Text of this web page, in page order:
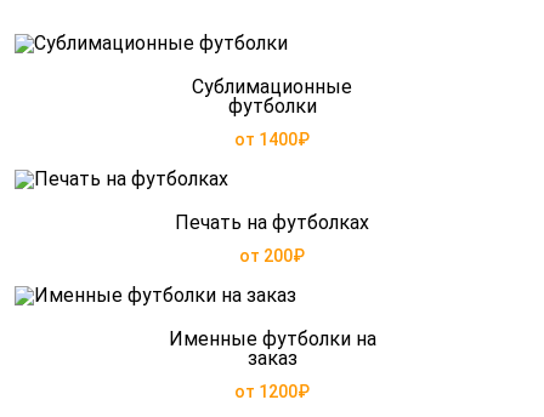
Сублимационные
футболки
от 1400₽
Печать на футболках
от 200₽
Именные футболки на
заказ
от 1200₽